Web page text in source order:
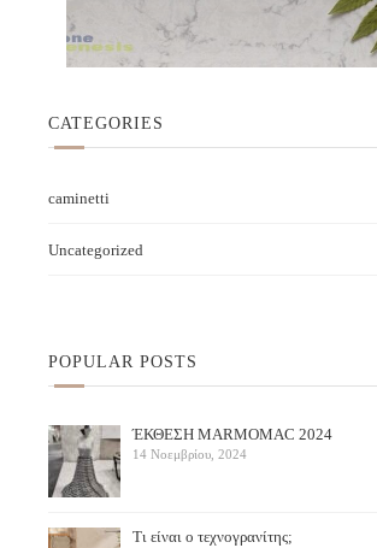
CATEGORIES
caminetti
Uncategorized
POPULAR POSTS
ΈΚΘΕΣΗ ΜARMOMAC 2024
14 Νοεμβρίου, 2024
Τι είναι ο τεχνογρανίτης;